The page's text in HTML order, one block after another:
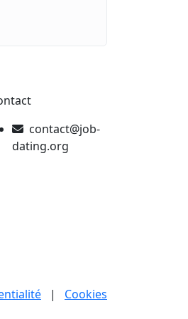
contact@job-
dating.org
| Cookies